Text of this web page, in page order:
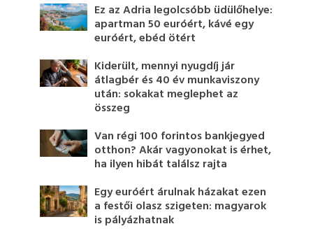
Ez az Adria legolcsóbb üdülőhelye:
apartman 50 euróért, kávé egy
euróért, ebéd ötért
Kiderült, mennyi nyugdíj jár
átlagbér és 40 év munkaviszony
után: sokakat meglephet az
összeg
Van régi 100 forintos bankjegyed
otthon? Akár vagyonokat is érhet,
ha ilyen hibát találsz rajta
Egy euróért árulnak házakat ezen
a festői olasz szigeten: magyarok
is pályázhatnak